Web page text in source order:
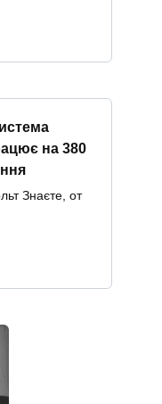
на 380
Знаєте, от